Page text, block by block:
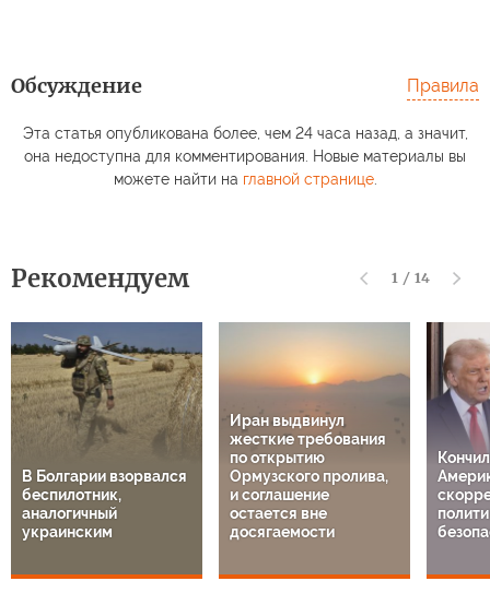
Обсуждение Правила
Эта статья опубликована более, чем 24 часа назад, а значит,
она недоступна для комментирования. Новые материалы вы
можете найти на главной странице.
Рекомендуем 1 / 14
В Болгарии взорвался
беспилотник,
аналогичный
украинским
Иран выдвинул
жесткие требования
по открытию
Ормузского пролива,
и соглашение
остается вне
досягаемости